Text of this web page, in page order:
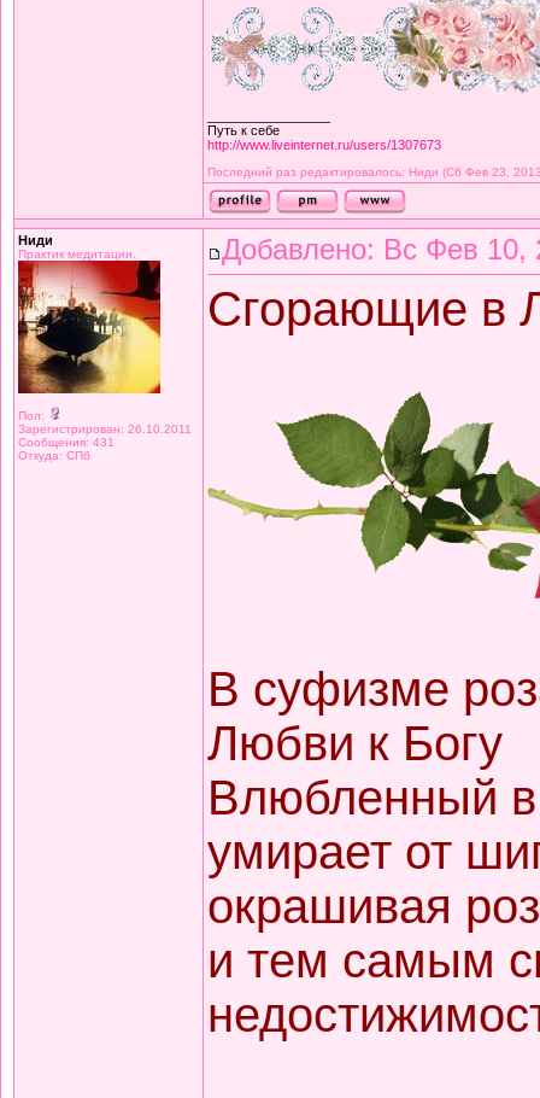
Путь к себе
http://www.liveinternet.ru/users/1307673
Последний раз редактировалось: Ниди (Сб Фев 23,
Ниди
Практик медитации.
Пол:
Зарегистрирован: 26.10.2011
Сообщения: 431
Откуда: СПб
Добавлено: Вс Фев 10,
Сгорающие в
В суфизме
Любви к Богу
Влюбленный в
умирает от
окрашивая
и тем самым